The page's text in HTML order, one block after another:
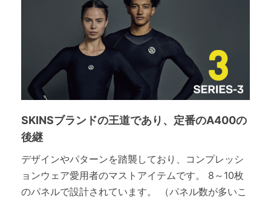
SKINSブランドの王道であり、定番のA400の
後継
デザインやパターンを踏襲しており、コンプレッシ
ョンウェア愛用者のマストアイテムです。 8～10枚
のパネルで設計されています。 （パネル数が多いこ